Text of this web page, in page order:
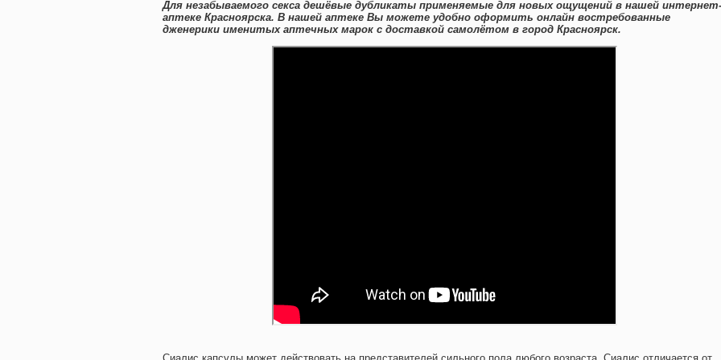
Для незабываемого секса дешёвые дубликаты применяемые для новых ощущений в нашей интернет-
аптеке Красноярска. В нашей аптеке Вы можете удобно оформить онлайн востребованные
дженерики именитых аптечных марок с доставкой самолётом в город Красноярск.